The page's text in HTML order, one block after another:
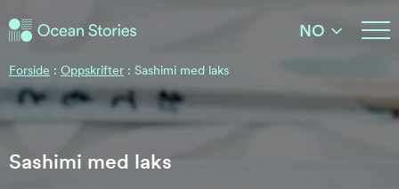
Ocean Stories
NO
Forside : Oppskrifter : Sashimi med laks
Sashimi med laks